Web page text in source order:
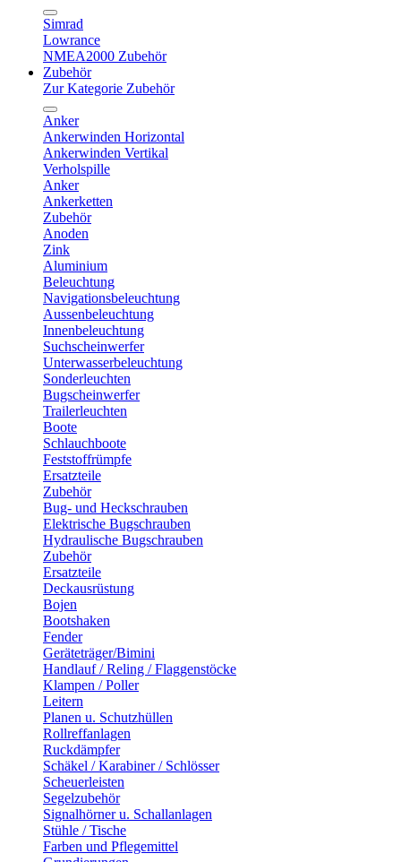
Simrad
Lowrance
NMEA2000 Zubehör
Zubehör
Zur Kategorie Zubehör
Anker
Ankerwinden Horizontal
Ankerwinden Vertikal
Verholspille
Anker
Ankerketten
Zubehör
Anoden
Zink
Aluminium
Beleuchtung
Navigationsbeleuchtung
Aussenbeleuchtung
Innenbeleuchtung
Suchscheinwerfer
Unterwasserbeleuchtung
Sonderleuchten
Bugscheinwerfer
Trailerleuchten
Boote
Schlauchboote
Feststoffrümpfe
Ersatzteile
Zubehör
Bug- und Heckschrauben
Elektrische Bugschrauben
Hydraulische Bugschrauben
Zubehör
Ersatzteile
Deckausrüstung
Bojen
Bootshaken
Fender
Geräteträger/Bimini
Handlauf / Reling / Flaggenstöcke
Klampen / Poller
Leitern
Planen u. Schutzhüllen
Rollreffanlagen
Ruckdämpfer
Schäkel / Karabiner / Schlösser
Scheuerleisten
Segelzubehör
Signalhörner u. Schallanlagen
Stühle / Tische
Farben und Pflegemittel